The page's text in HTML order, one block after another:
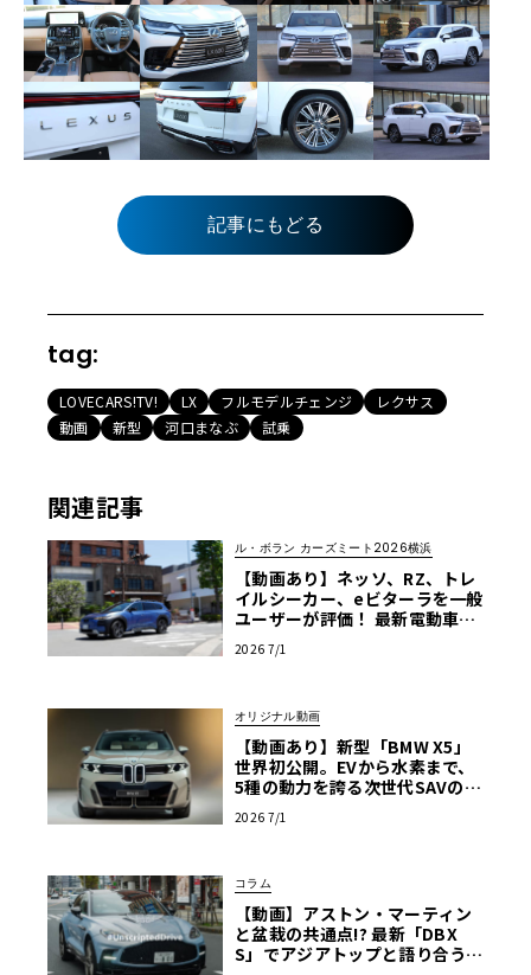
記事にもどる
tag:
LOVECARS!TV! LX フルモデルチェンジ
レクサス
動画
新型 河口まなぶ 試乗
関連記事
ル・ボラン カーズミート2026横浜
【動画あり】ネッソ、RZ、トレ
イルシーカー、eビターラを一般
ユーザーが評価！ 最新電動車体
ーズミート2026横浜】
2026 7/1
オリジナル動画
【動画あり】新型「BMW X5」
世界初公開。EVから水素まで、
5種の動力を誇る次世代SAVの実
2026 7/1
コラム
【動画】アストン・マーティン
と盆栽の共通点!? 最新「DBX
S」でアジアトップと語り合う東